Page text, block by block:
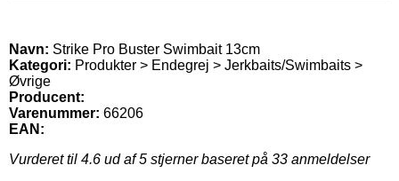
Navn: Strike Pro Buster Swimbait 13cm
Kategori: Produkter > Endegrej > Jerkbaits/Swimbaits >
Øvrige
Producent:
Varenummer: 66206
EAN:
Vurderet til 4.6 ud af 5 stjerner baseret på 33 anmeldelser